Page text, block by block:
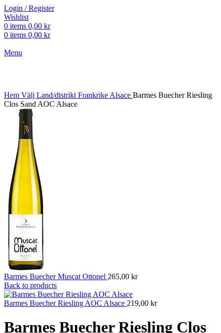
Login / Register
Wishlist
0 items 0,00 kr
0 items 0,00 kr
Menu
Hem Välj Land/distrikt Frankrike Alsace Barmes Buecher Riesling
Clos Sand AOC Alsace
Barmes Buecher Muscat Ottonel 265,00 kr
Back to products
Barmes Buecher Riesling AOC Alsace 219,00 kr
Barmes Buecher Riesling Clos